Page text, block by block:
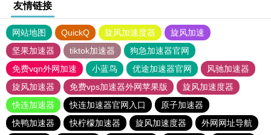
友情链接
网站地图 QuickQ 旋风加速度器
旋风加速
坚果加速器
tiktok加速器
狗急加速器官网
免费vqn外网加速
小蓝鸟 优途加速器官网
风驰加速器
旋风加速器
免费vps加速器外网苹果版
旋风加速度器
快连加速器
快连加速器官网入口
原子加速器
快鸭加速器
快柠檬加速器 旋风加速度器
外网网址导航